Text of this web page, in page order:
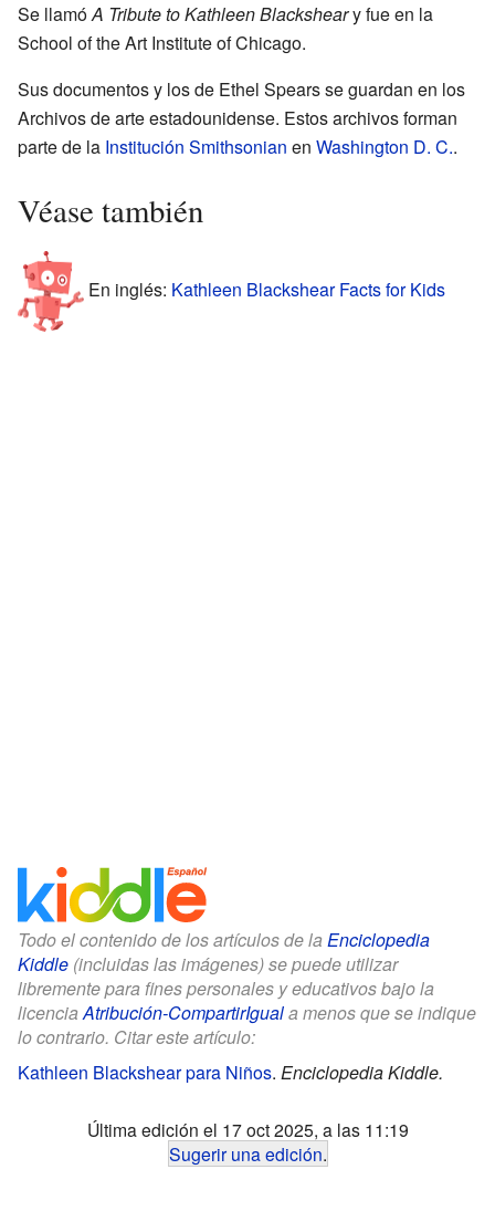
Se llamóA Tribute to Kathleen Blacksheary fue en la
School of the Art Institute of Chicago.
Sus documentos y los de Ethel Spears se guardan en los
Archivos de arte estadounidense. Estos archivos forman
parte de la Institución Smithsonian en Washington D. C..
Véase también
En inglés: Kathleen Blackshear Facts for Kids
Todo el contenido de los artículos de la Enciclopedia
Kiddle (incluidas las imágenes) se puede utilizar
libremente para fines personales y educativos bajo la
licenciaAtribución-CompartirIguala menos que se indique
lo contrario. Citar este artículo:
Kathleen Blackshear para Niños. Enciclopedia Kiddle.
Última edición el 17 oct 2025, a las 11:19
Sugerir una edición.